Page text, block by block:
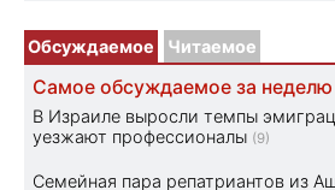
Обсуждаемое Читаемое
Самое обсуждаемое за неделю
В Израиле выросли темпы
уезжают профессионалы (9)
Семейная пара репатриантов из